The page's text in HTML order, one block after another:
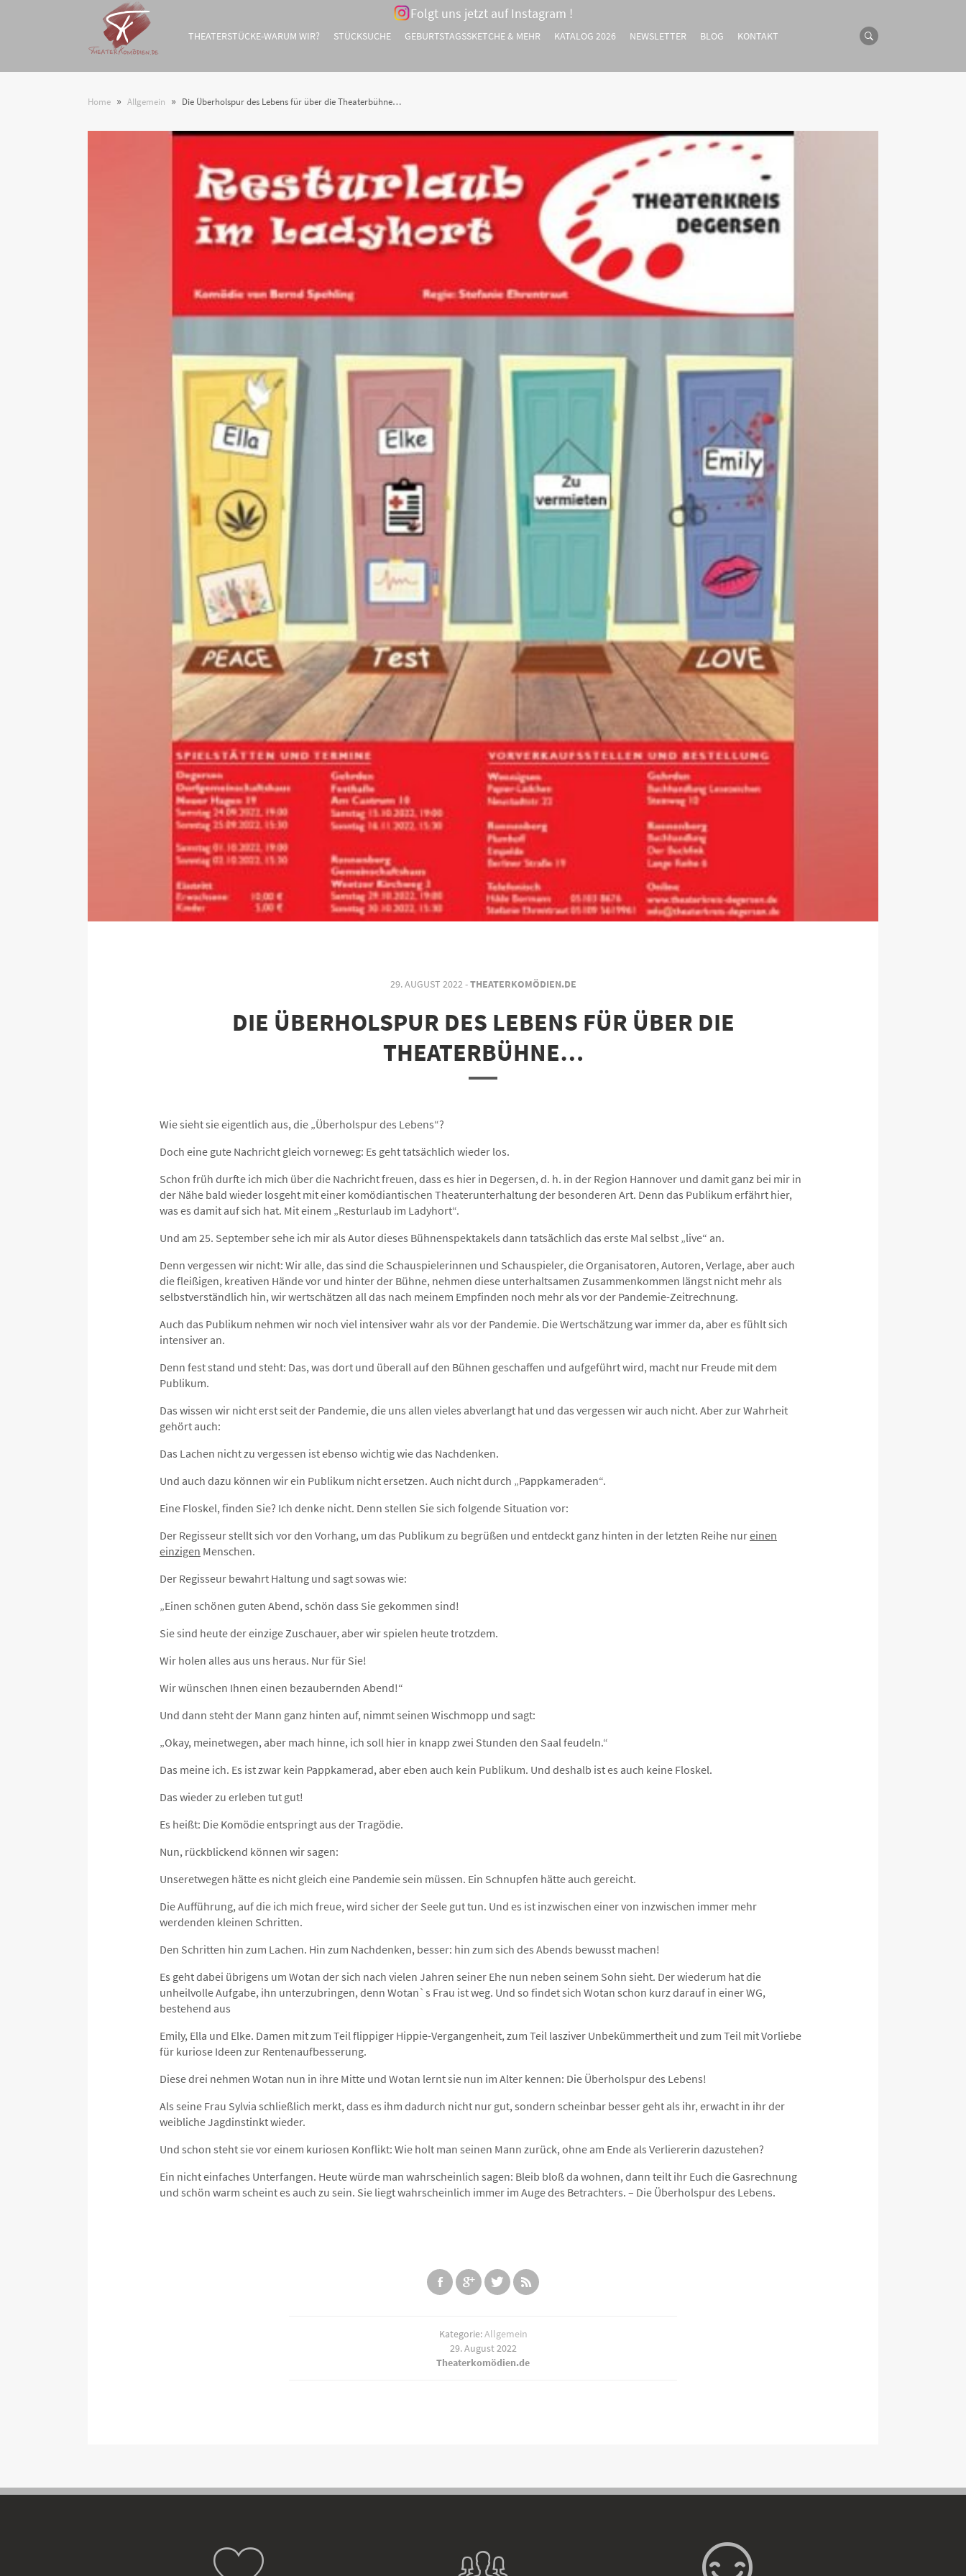
Folgt uns jetzt auf Instagram !
THEATERSTÜCKE-WARUM WIR? STÜCKSUCHE GEBURTSTAGSSKETCHE & MEHR KATALOG 2026 NEWSLETTER BLOG KONTAKT
Home » Allgemein » Die Überholspur des Lebens für über die Theaterbühne…
29. AUGUST 2022 -THEATERKOMÖDIEN.DE
DIE ÜBERHOLSPUR DES LEBENS FÜR ÜBER DIE
THEATERBÜHNE…
Wie sieht sie eigentlich aus, die „Überholspur des Lebens“?
Doch eine gute Nachricht gleich vorneweg: Es geht tatsächlich wieder los.
Schon früh durfte ich mich über die Nachricht freuen, dass es hier in Degersen, d. h. in der Region Hannover und damit ganz bei mir in
der Nähe bald wieder losgeht mit einer komödiantischen Theaterunterhaltung der besonderen Art. Denn das Publikum erfährt hier,
was es damit auf sich hat. Mit einem „Resturlaub im Ladyhort“.
Und am 25. September sehe ich mir als Autor dieses Bühnenspektakels dann tatsächlich das erste Mal selbst „live“ an.
Denn vergessen wir nicht: Wir alle, das sind die Schauspielerinnen und Schauspieler, die Organisatoren, Autoren, Verlage, aber auch
die fleißigen, kreativen Hände vor und hinter der Bühne, nehmen diese unterhaltsamen Zusammenkommen längst nicht mehr als
selbstverständlich hin, wir wertschätzen all das nach meinem Empfinden noch mehr als vor der Pandemie-Zeitrechnung.
Auch das Publikum nehmen wir noch viel intensiver wahr als vor der Pandemie. Die Wertschätzung war immer da, aber es fühlt sich
intensiver an.
Denn fest stand und steht: Das, was dort und überall auf den Bühnen geschaffen und aufgeführt wird, macht nur Freude mit dem
Publikum.
Das wissen wir nicht erst seit der Pandemie, die uns allen vieles abverlangt hat und das vergessen wir auch nicht. Aber zur Wahrheit
gehört auch:
Das Lachen nicht zu vergessen ist ebenso wichtig wie das Nachdenken.
Und auch dazu können wir ein Publikum nicht ersetzen. Auch nicht durch „Pappkameraden“.
Eine Floskel, finden Sie? Ich denke nicht. Denn stellen Sie sich folgende Situation vor:
Der Regisseur stellt sich vor den Vorhang, um das Publikum zu begrüßen und entdeckt ganz hinten in der letzten Reihe nureinen
einzigen Menschen.
Der Regisseur bewahrt Haltung und sagt sowas wie:
„Einen schönen guten Abend, schön dass Sie gekommen sind!
Sie sind heute der einzige Zuschauer, aber wir spielen heute trotzdem.
Wir holen alles aus uns heraus. Nur für Sie!
Wir wünschen Ihnen einen bezaubernden Abend!“
Und dann steht der Mann ganz hinten auf, nimmt seinen Wischmopp und sagt:
„Okay, meinetwegen, aber mach hinne, ich soll hier in knapp zwei Stunden den Saal feudeln.“
Das meine ich. Es ist zwar kein Pappkamerad, aber eben auch kein Publikum. Und deshalb ist es auch keine Floskel.
Das wieder zu erleben tut gut!
Es heißt: Die Komödie entspringt aus der Tragödie.
Nun, rückblickend können wir sagen:
Unseretwegen hätte es nicht gleich eine Pandemie sein müssen. Ein Schnupfen hätte auch gereicht.
Die Aufführung, auf die ich mich freue, wird sicher der Seele gut tun. Und es ist inzwischen einer von inzwischen immer mehr
werdenden kleinen Schritten.
Den Schritten hin zum Lachen. Hin zum Nachdenken, besser: hin zum sich des Abends bewusst machen!
Es geht dabei übrigens um Wotan der sich nach vielen Jahren seiner Ehe nun neben seinem Sohn sieht. Der wiederum hat die
unheilvolle Aufgabe, ihn unterzubringen, denn Wotan`s Frau ist weg. Und so findet sich Wotan schon kurz darauf in einer WG,
bestehend aus
Emily, Ella und Elke. Damen mit zum Teil flippiger Hippie-Vergangenheit, zum Teil lasziver Unbekümmertheit und zum Teil mit Vorliebe
für kuriose Ideen zur Rentenaufbesserung.
Diese drei nehmen Wotan nun in ihre Mitte und Wotan lernt sie nun im Alter kennen: Die Überholspur des Lebens!
Als seine Frau Sylvia schließlich merkt, dass es ihm dadurch nicht nur gut, sondern scheinbar besser geht als ihr, erwacht in ihr der
weibliche Jagdinstinkt wieder.
Und schon steht sie vor einem kuriosen Konflikt: Wie holt man seinen Mann zurück, ohne am Ende als Verliererin dazustehen?
Ein nicht einfaches Unterfangen. Heute würde man wahrscheinlich sagen: Bleib bloß da wohnen, dann teilt ihr Euch die Gasrechnung
und schön warm scheint es auch zu sein. Sie liegt wahrscheinlich immer im Auge des Betrachters. – Die Überholspur des Lebens.
Kategorie:Allgemein
29. August 2022
Theaterkomödien.de